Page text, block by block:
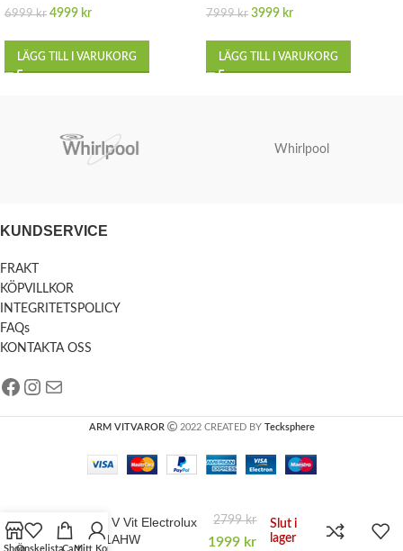
6999kr 4999 kr
LÄGG TILL I VARUKORG
7999kr 3999 kr
LÄGG TILL I VARUKORG
Whirlpool
KUNDSERVICE
FRAKT
KÖPVILLKOR
INTEGRITETSPOLICY
FAQs
KONTAKTA OSS
ARM VITVAROR 2022 CREATED BY Tecksphere
Spis 400 V Vit Electrolux
EKC6011AHW
2799kr
1999 kr
Slut i
lager
ShopÖnskelistaCartMitt Konto